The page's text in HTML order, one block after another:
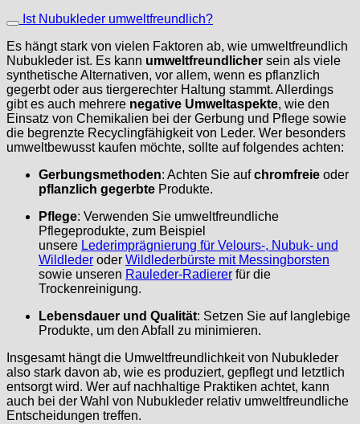
Ist Nubukleder umweltfreundlich?
Es hängt stark von vielen Faktoren ab, wie umweltfreundlich
Nubukleder ist. Es kann umweltfreundlicher sein als viele
synthetische Alternativen, vor allem, wenn es pflanzlich
gegerbt oder aus tiergerechter Haltung stammt. Allerdings
gibt es auch mehrere negative Umweltaspekte, wie den
Einsatz von Chemikalien bei der Gerbung und Pflege sowie
die begrenzte Recyclingfähigkeit von Leder. Wer besonders
umweltbewusst kaufen möchte, sollte auf folgendes achten:
Gerbungsmethoden: Achten Sie aufchromfreie oder
pflanzlich gegerbte Produkte.
Pflege: Verwenden Sie umweltfreundliche
Pflegeprodukte, zum Beispiel
unsere Lederimprägnierung für Velours-, Nubuk- und
Wildleder oder Wildlederbürste mit Messingborsten
sowie unseren Rauleder-Radierer für die
Trockenreinigung.
Lebensdauer und Qualität: Setzen Sie auf langlebige
Produkte, um den Abfall zu minimieren.
Insgesamt hängt die Umweltfreundlichkeit von Nubukleder
also stark davon ab, wie es produziert, gepflegt und letztlich
entsorgt wird. Wer auf nachhaltige Praktiken achtet, kann
auch bei der Wahl von Nubukleder relativ umweltfreundliche
Entscheidungen treffen.